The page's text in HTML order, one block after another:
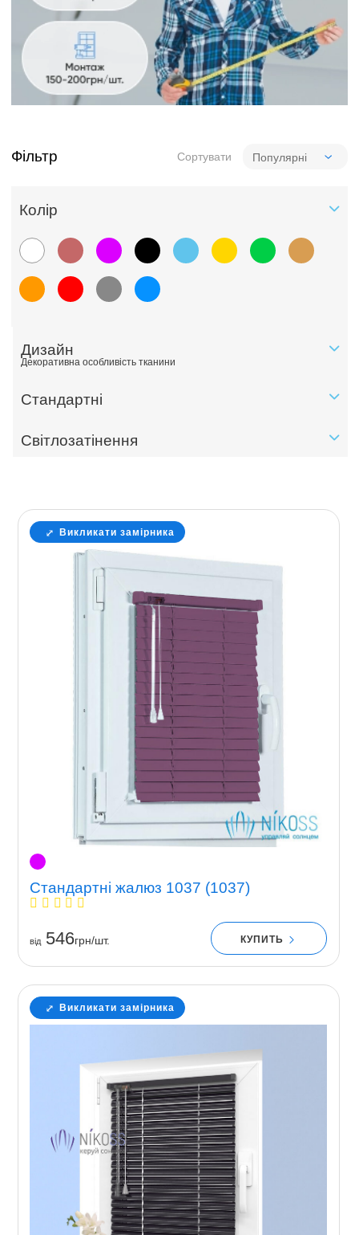
Фільтр Сортувати
Колiр
Дизайн
Декоративна особливість тканини
Стандартні
Світлозатінення
Викликати замірника
Стандартні жалюз 1037 (1037)
вiд546грн/шт. КУПИТЬ
Викликати замірника